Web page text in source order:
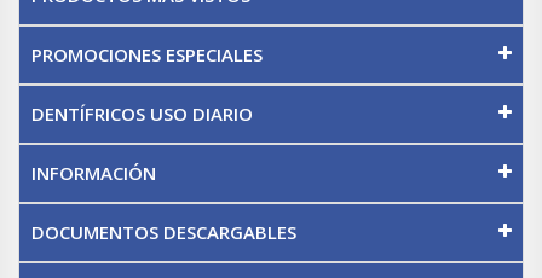
PROMOCIONES ESPECIALES
DENTÍFRICOS USO DIARIO
INFORMACIÓN
DOCUMENTOS DESCARGABLES